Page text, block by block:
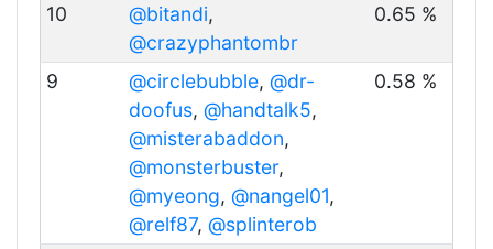
10 @bitandi,
@crazyphantombr
0.65 %
9 @circlebubble, @dr-
doofus, @handtalk5,
@misterabaddon,
@monsterbuster,
@myeong, @nangel01,
@relf87, @splinterob
0.58 %